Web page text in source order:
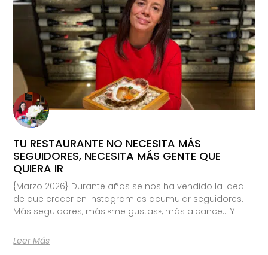
TU RESTAURANTE NO NECESITA MÁS
SEGUIDORES, NECESITA MÁS GENTE QUE
QUIERA IR
{Marzo 2026} Durante años se nos ha vendido la idea
de que crecer en Instagram es acumular seguidores.
Más seguidores, más «me gustas», más alcance… Y
Leer Más